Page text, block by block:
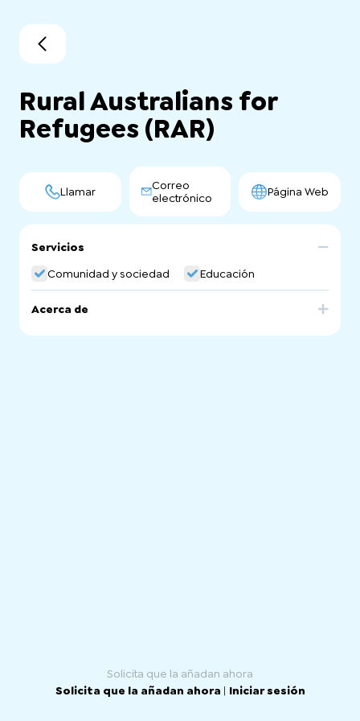
Rural Australians for
Refugees (RAR)
Llamar
Correo
electrónico
Página Web
Servicios
Comunidad y sociedad
Educación
Acerca de
Solicita que la añadan ahora
Solicita que la añadan ahora | Iniciar sesión